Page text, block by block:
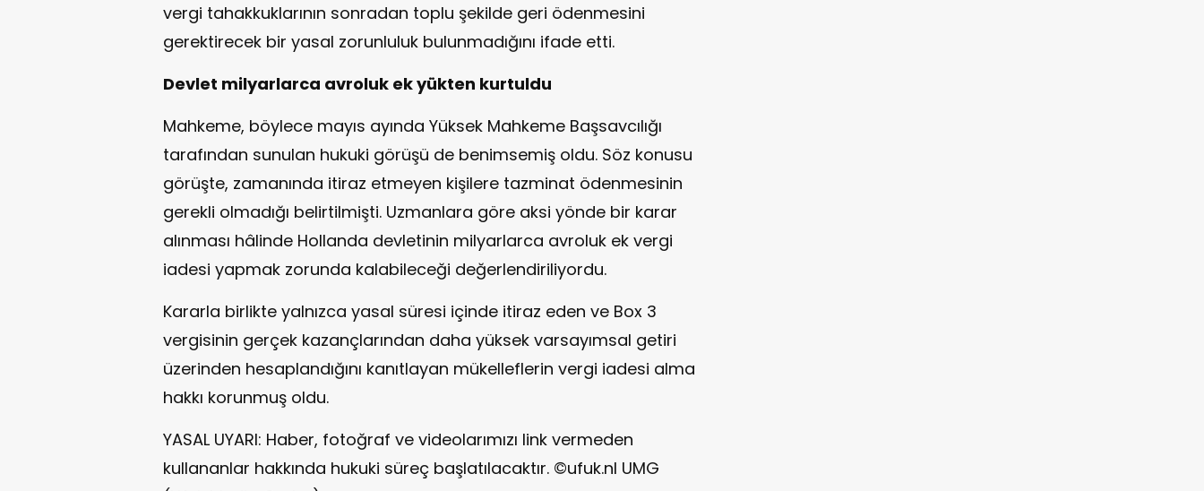
vergi tahakkuklarının sonradan toplu şekilde geri ödenmesini
gerektirecek bir yasal zorunluluk bulunmadığını ifade etti.
Devlet milyarlarca avroluk ek yükten kurtuldu
Mahkeme, böylece mayıs ayında Yüksek Mahkeme Başsavcılığı
tarafından sunulan hukuki görüşü de benimsemiş oldu. Söz konusu
görüşte, zamanında itiraz etmeyen kişilere tazminat ödenmesinin
gerekli olmadığı belirtilmişti. Uzmanlara göre aksi yönde bir karar
alınması hâlinde Hollanda devletinin milyarlarca avroluk ek vergi
iadesi yapmak zorunda kalabileceği değerlendiriliyordu.
Kararla birlikte yalnızca yasal süresi içinde itiraz eden ve Box 3
vergisinin gerçek kazançlarından daha yüksek varsayımsal getiri
üzerinden hesaplandığını kanıtlayan mükelleflerin vergi iadesi alma
hakkı korunmuş oldu.
YASAL UYARI: Haber, fotoğraf ve videolarımızı link vermeden
kullananlar hakkında hukuki süreç başlatılacaktır. ©ufuk.nl UMG